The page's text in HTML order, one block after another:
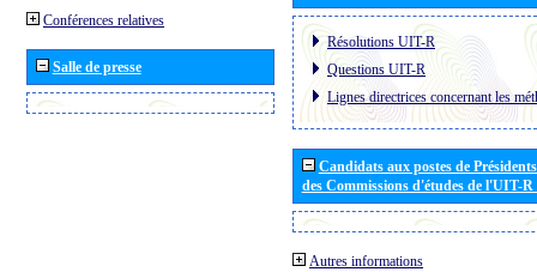
Conférences relatives
Salle de presse
Résolutions UIT-R
Questions UIT-R
Lignes directrices concernant les
Candidats aux postes de
des Commissions d'études de l'UIT-
Autres informations